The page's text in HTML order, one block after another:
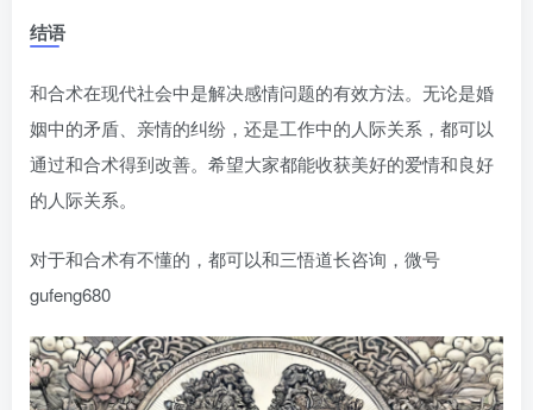
结语
和合术在现代社会中是解决感情问题的有效方法。无论是婚
姻中的矛盾、亲情的纠纷，还是工作中的人际关系，都可以
通过和合术得到改善。希望大家都能收获美好的爱情和良好
的人际关系。
对于和合术有不懂的，都可以和三悟道长咨询，微号
gufeng680